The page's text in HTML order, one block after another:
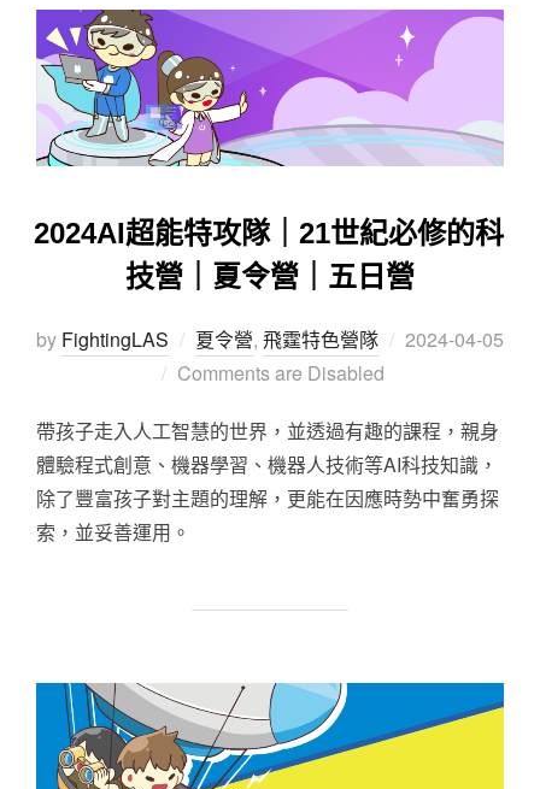
2024AI超能特攻隊｜21世紀必修的科
技營｜夏令營｜五日營
by FightingLAS 夏令營, 飛霆特色營隊
2024-04-05
Comments are Disabled
帶孩子走入人工智慧的世界，並透過有趣的課程，親身
體驗程式創意、機器學習、機器人技術等AI科技知識，
除了豐富孩子對主題的理解，更能在因應時勢中奮勇探
索，並妥善運用。